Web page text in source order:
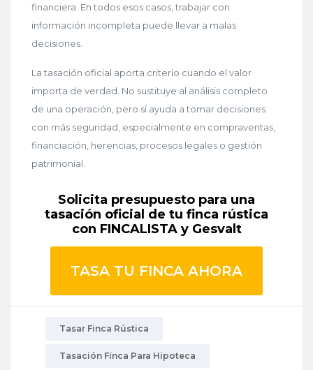
financiera. En todos esos casos, trabajar con
información incompleta puede llevar a malas
decisiones.
La tasación oficial aporta criterio cuando el valor
importa de verdad. No sustituye al análisis completo
de una operación, pero sí ayuda a tomar decisiones
con más seguridad, especialmente en compraventas,
financiación, herencias, procesos legales o gestión
patrimonial.
Solicita presupuesto para una
tasación oficial de tu finca rústica
con FINCALISTA y Gesvalt
TASA TU FINCA AHORA
Tasar Finca Rústica
Tasación Finca Para Hipoteca